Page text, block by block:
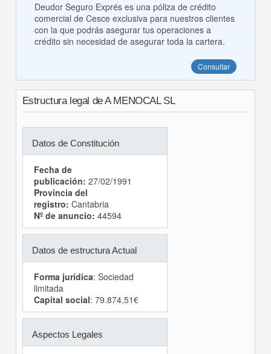
Deudor Seguro Exprés es una póliza de crédito
comercial de Cesce exclusiva para nuestros clientes
con la que podrás asegurar tus operaciones a
crédito sin necesidad de asegurar toda la cartera.
Consultar
Estructura legal de A MENOCAL SL
Datos de Constitución
Fecha de
publicación: 27/02/1991
Provincia del
registro: Cantabria
Nº de anuncio: 44594
Datos de estructura Actual
Forma jurídica: Sociedad
limitada
Capital social: 79.874,51€
Aspectos Legales